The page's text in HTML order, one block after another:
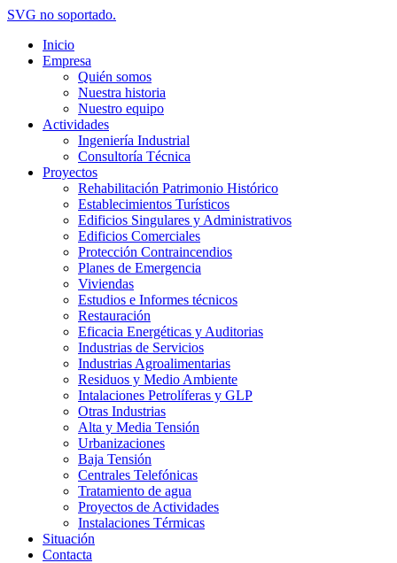
SVG no soportado.
Inicio
Empresa
Quién somos
Nuestra historia
Nuestro equipo
Actividades
Ingeniería Industrial
Consultoría Técnica
Proyectos
Rehabilitación Patrimonio Histórico
Establecimientos Turísticos
Edificios Singulares y Administrativos
Edificios Comerciales
Protección Contraincendios
Planes de Emergencia
Viviendas
Estudios e Informes técnicos
Restauración
Eficacia Energéticas y Auditorias
Industrias de Servicios
Industrias Agroalimentarias
Residuos y Medio Ambiente
Intalaciones Petrolíferas y GLP
Otras Industrias
Alta y Media Tensión
Urbanizaciones
Baja Tensión
Centrales Telefónicas
Tratamiento de agua
Proyectos de Actividades
Instalaciones Térmicas
Situación
Contacta